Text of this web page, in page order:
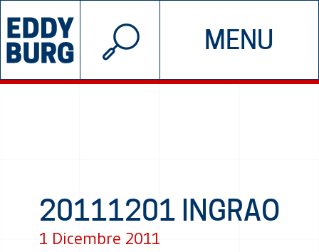
MENU
INIZIATIVE CHI SIAMO
© 2026 EDDYBURG
20111201 INGRAO
1 Dicembre 2011